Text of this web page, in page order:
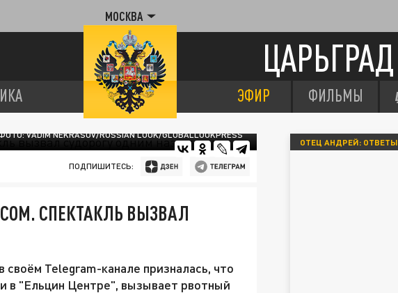
МОСКВА
ЦАРЬГРАД
ЭФИР ФИЛЬМЫ
VADIM NEKRASOV/RUSSIAN LOOK/GLOBALLOOKPRESS
ПОДПИШИТЕСЬ:
СПЕКТАКЛЬ ВЫЗВАЛ
Telegram-канале призналась, что
в "Ельцин Центре", вызывает рвотный
ОТЕЦ АНДРЕЙ: ОТВЕТЫ